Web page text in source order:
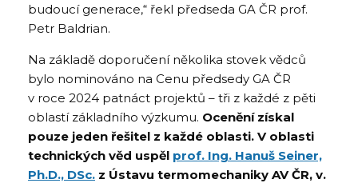
budoucí generace,“ řekl předseda GA ČR prof.
Petr Baldrian.
Na základě doporučení několika stovek vědců
bylo nominováno na Cenu předsedy GA ČR
v roce 2024 patnáct projektů – tři z každé z pěti
oblastí základního výzkumu. Ocenění získal
pouze jeden řešitel z každé oblasti. V oblasti
technických věd uspěl prof. Ing. Hanuš Seiner,
Ph.D., DSc. z Ústavu termomechaniky AV ČR, v.